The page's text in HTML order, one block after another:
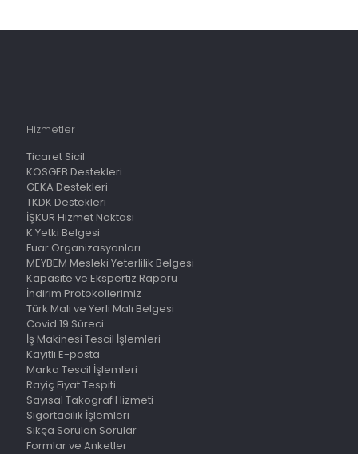
Hizmetler
Ticaret Sicil
KOSGEB Destekleri
GEKA Destekleri
TKDK Destekleri
İŞKUR Hizmet Noktası
K Yetki Belgesi
Fuar Organizasyonları
MEYBEM Mesleki Yeterlilik Belgesi
Kapasite ve Ekspertiz Raporu
İndirim Protokollerimiz
Türk Malı ve Yerli Malı Belgesi
Covid 19 Süreci
İş Makinesi Tescil İşlemleri
Kayıtlı E-posta
Marka Tescil İşlemleri
Rayiç Fiyat Tespiti
Sayısal Takograf Hizmeti
Sigortacılık İşlemleri
Sıkça Sorulan Sorular
Formlar ve Anketler